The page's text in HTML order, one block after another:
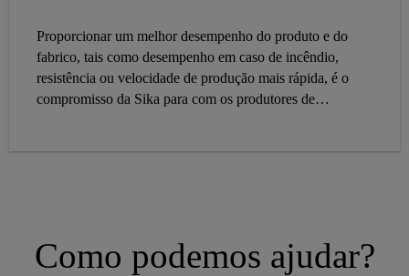
Proporcionar um melhor desempenho do produto e do
fabrico, tais como desempenho em caso de incêndio,
resistência ou velocidade de produção mais rápida, é o
compromisso da Sika para com os produtores de
Como podemos ajudar?